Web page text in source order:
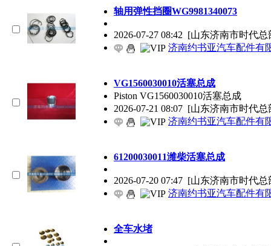
轴用弹性挡圈WG9981340073
2026-07-27 08:42 [山东济南市时代总
济南约书亚汽车配件有
VG1560030010活塞总成
Piston VG1560030010活塞总成
2026-07-21 08:07 [山东济南市时代总
济南约书亚汽车配件有
61200030011潍柴活塞总成
2026-07-20 07:47 [山东济南市时代总
济南约书亚汽车配件有
全车水堵